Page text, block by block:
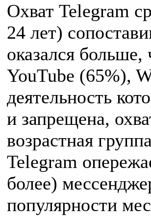
Охват Telegram
24 лет)
оказался
YouTube (65%),
деятельность
и запрещена,
возрастная
Telegram
более)
популярности